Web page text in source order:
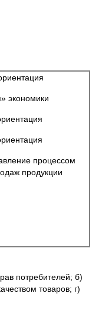
экономики
процессом
продукции
потребителей; б)
товаров; г)